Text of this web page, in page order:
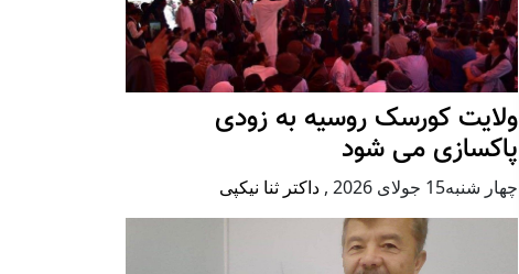
ولایت کورسک روسیه به زودی
پاکسازی می شود
چهار شنبه15 جولای 2026 , داکتر ثنا نیکپی